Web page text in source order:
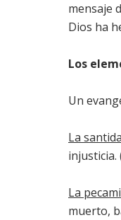
mensaje
Dios ha
Los
Un
La
injusticia.
La
muerto,